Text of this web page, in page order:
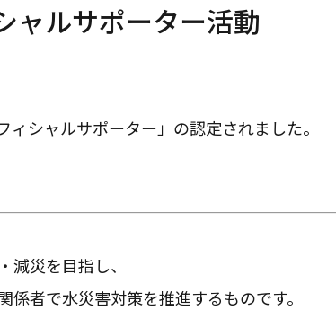
ャルサポーター活動
シャルサポーター」の認定されました。
災を目指し、
者で水災害対策を推進するものです。